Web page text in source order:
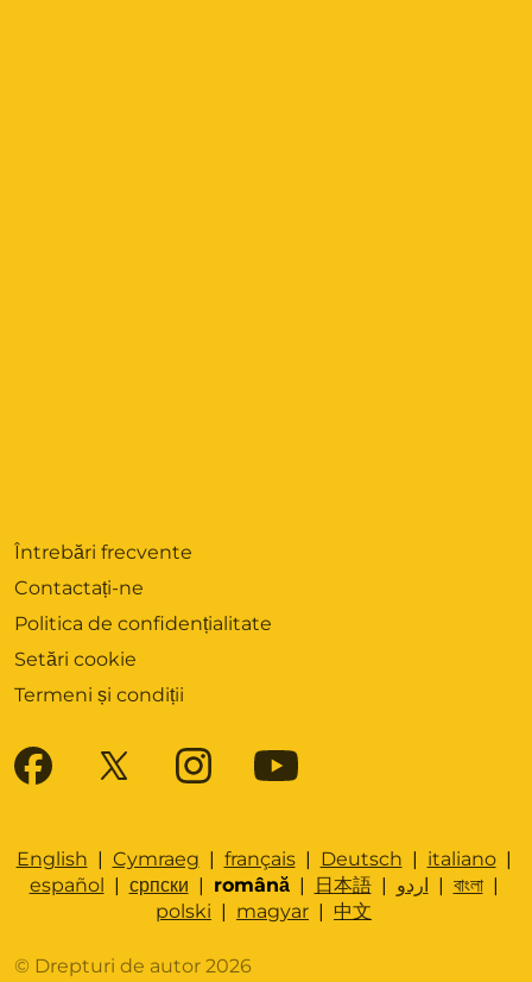
Întrebări frecvente
Contactați-ne
Politica de confidențialitate
Setări cookie
Termeni și condiții
English | Cymraeg | français| Deutsch | italiano|
español | српски | română| 日本語| اردو | বাংলা|
polski | magyar | 中文
© Drepturi de autor 2026